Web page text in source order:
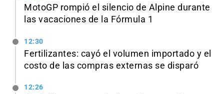
MotoGP rompió el silencio de Alpine durante
las vacaciones de la Fórmula 1
12:30
Fertilizantes: cayó el volumen importado y el
costo de las compras externas se disparó
12:26